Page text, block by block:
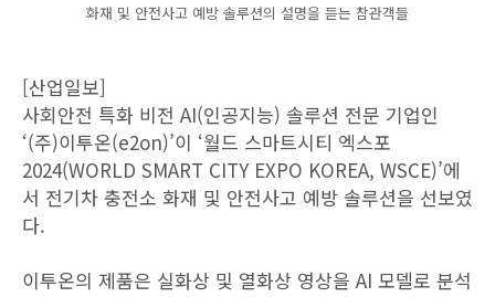
화재 및 안전사고 예방 솔루션의 설명을 듣는 참관객들
[산업일보]
사회안전 특화 비전 AI(인공지능) 솔루션 전문 기업인
‘(주)이투온(e2on)’이 ‘월드 스마트시티 엑스포
2024(WORLD SMART CITY EXPO KOREA, WSCE)’에
서 전기차 충전소 화재 및 안전사고 예방 솔루션을 선보였
다.
이투온의 제품은 실화상 및 열화상 영상을 AI 모델로 분석